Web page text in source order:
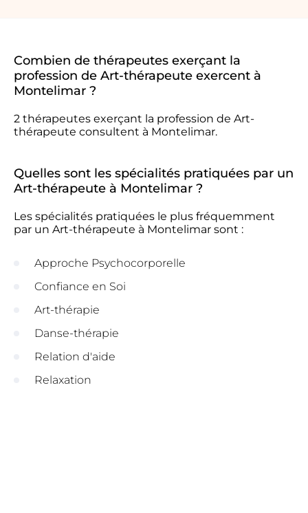
Combien de thérapeutes exerçant la
profession de Art-thérapeute exercent à
Montelimar ?
2 thérapeutes exerçant la profession de Art-
thérapeute consultent à Montelimar.
Quelles sont les spécialités pratiquées par un
Art-thérapeute à Montelimar ?
Les spécialités pratiquées le plus fréquemment
par un Art-thérapeute à Montelimar sont :
Approche Psychocorporelle
Confiance en Soi
Art-thérapie
Danse-thérapie
Relation d'aide
Relaxation